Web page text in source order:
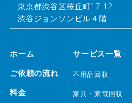
東京都渋谷区桜丘町17-12
渋谷ジョンソンビル４階
ホーム
ご依頼の流れ
料金
サービス一覧
不用品回収
家具・家電回収